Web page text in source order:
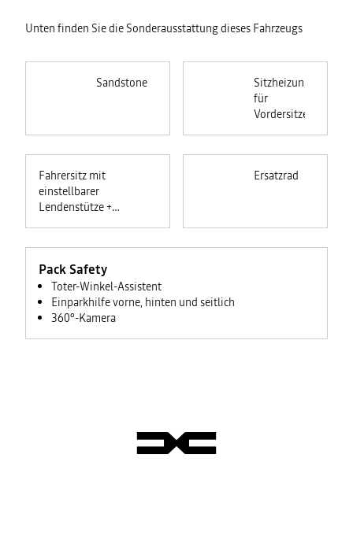
Unten finden Sie die Sonderausstattung dieses Fahrzeugs
Sandstone
Sitzheizung
für
Vordersitze
Fahrersitz mit
einstellbarer
Lendenstütze +
Ersatzrad
Pack Safety
Toter-Winkel-Assistent
Einparkhilfe vorne, hinten und seitlich
360°-Kamera